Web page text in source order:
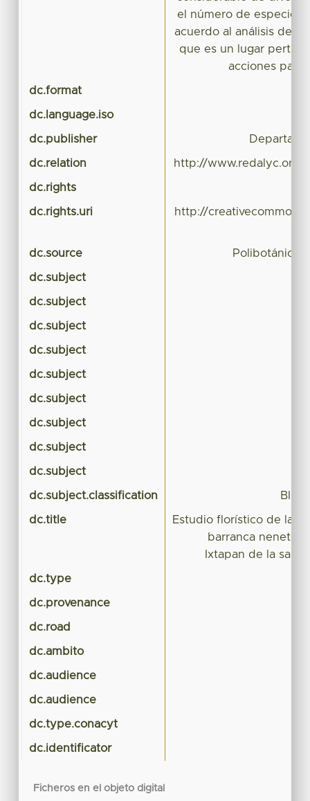
el número de especies;
acuerdo al análisis de la
que es un lugar
acciones para
dc.format
dc.language.iso
dc.publisher
dc.relation http://www.redalyc.org/
dc.rights
dc.rights.uri http://
dc.source Polibotánica
dc.subject
dc.subject
dc.subject
dc.subject
dc.subject
dc.subject
dc.subject
dc.subject
dc.subject
dc.subject.classification
dc.title
Estudio florístico de la
barranca
Ixtapan de la sal,
dc.type
dc.provenance
dc.road
dc.ambito
dc.audience
dc.audience
dc.type.conacyt
dc.identificator
Ficheros en el objeto digital